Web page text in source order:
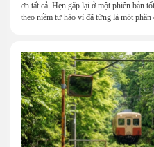
ơn tất cả. Hẹn gặp lại ở một phiên bản
theo niềm tự hào vì đã từng là một phần